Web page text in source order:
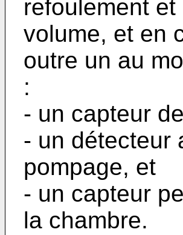
refoulement
volume, et en
outre un au
:
- un capteur
- un détecteur
pompage, et
- un capteur
la chambre.